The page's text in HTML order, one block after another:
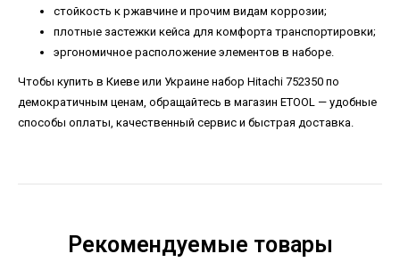
стойкость к ржавчине и прочим видам коррозии;
плотные застежки кейса для комфорта транспортировки;
эргономичное расположение элементов в наборе.
Чтобы купить в Киеве или Украине набор Hitachi 752350 по
демократичным ценам, обращайтесь в магазин ETOOL — удобные
способы оплаты, качественный сервис и быстрая доставка.
Рекомендуемые товары